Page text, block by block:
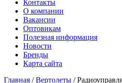
Контакты
О компании
Вакансии
Оптовикам
Полезная информация
Новости
Бренды
Карта сайта
Главная /Вертолеты /